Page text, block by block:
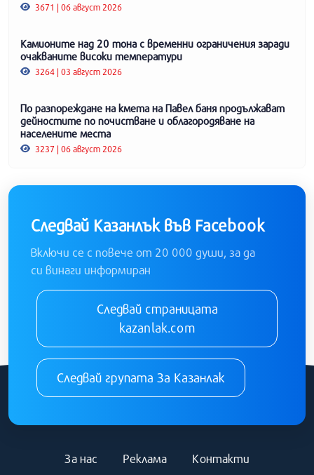
3671 | 06 август 2026
Камионите над 20 тона с временни ограничения заради
очакваните високи температури
3264 | 03 август 2026
По разпореждане на кмета на Павел баня продължават
дейностите по почистване и облагородяване на
населените места
3237 | 06 август 2026
Следвай Казанлък във Facebook
Включи се с повече от 20 000 души, за да
си винаги информиран
Следвай страницата
kazanlak.com
Следвай групата За Казанлак
За нас Реклама Контакти